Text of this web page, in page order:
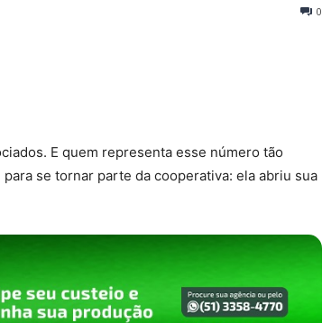
0
E quem representa esse número tão
se tornar parte da cooperativa: ela abriu sua